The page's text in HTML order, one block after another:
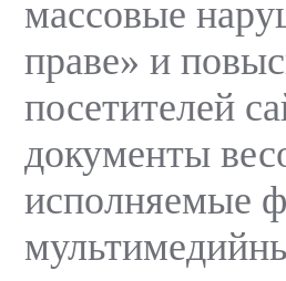
массовые
праве» и
посетителей
документы
исполняемые